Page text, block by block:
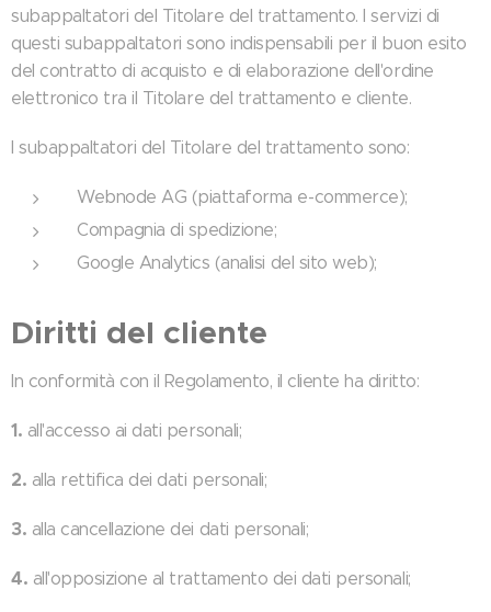
subappaltatori del Titolare del trattamento. I servizi di
questi subappaltatori sono indispensabili per il buon esito
del contratto di acquisto e di elaborazione dell'ordine
elettronico tra il Titolare del trattamento e cliente.
I subappaltatori del Titolare del trattamento sono:
Webnode AG (piattaforma e-commerce);
Compagnia di spedizione;
Google Analytics (analisi del sito web);
Diritti del cliente
In conformità con il Regolamento, il cliente ha diritto:
1. all'accesso ai dati personali;
2. alla rettifica dei dati personali;
3. alla cancellazione dei dati personali;
4. all'opposizione al trattamento dei dati personali;